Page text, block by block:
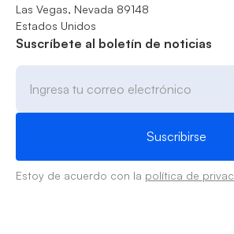
Las Vegas, Nevada 89148
Estados Unidos
Suscríbete al boletín de noticias
Estoy de acuerdo con la política de